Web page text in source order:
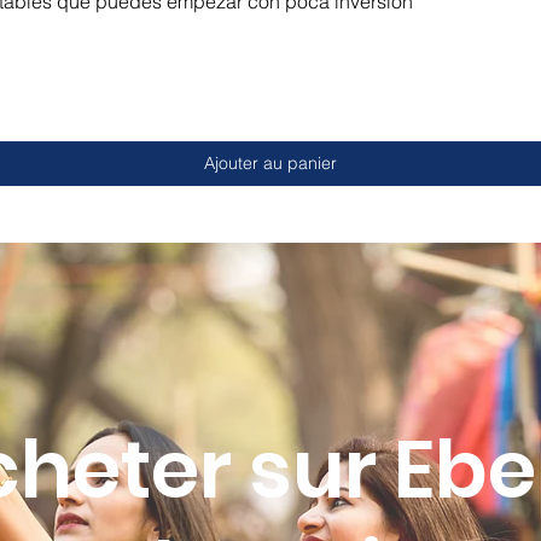
Ajouter au panier
sur